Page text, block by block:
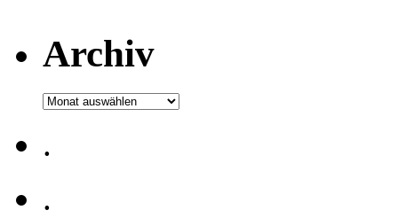
Archiv
Archiv
.
.